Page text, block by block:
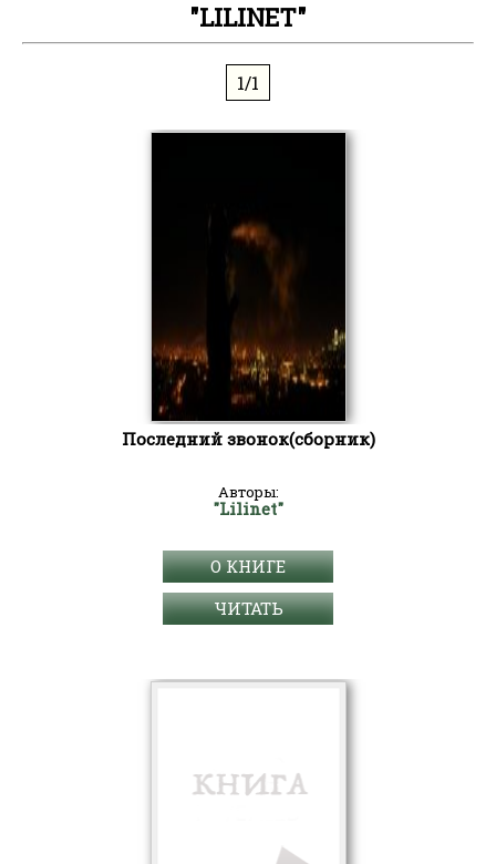
"LILINET"
1/1
Последний звонок(сборник)
Авторы:
"Lilinet"
О КНИГЕ
ЧИТАТЬ